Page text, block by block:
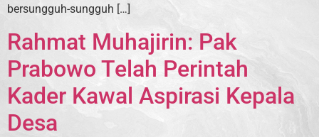
bersungguh-sungguh […]
Rahmat Muhajirin: Pak
Prabowo Telah Perintah
Kader Kawal Aspirasi Kepala
Desa